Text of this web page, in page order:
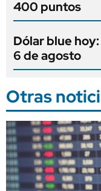
400 puntos
Dólar blue
6 de agosto
Otras